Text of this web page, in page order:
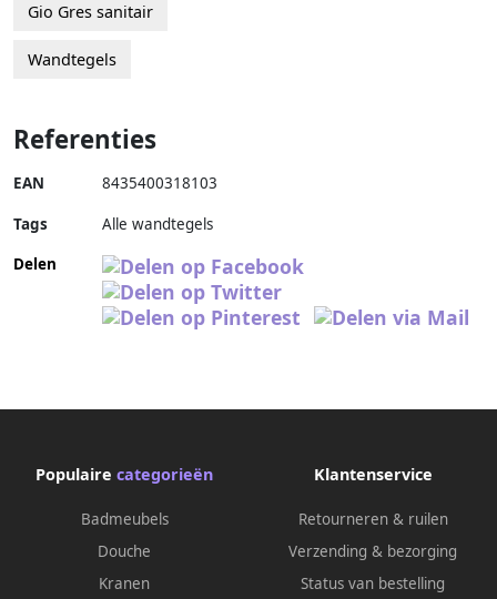
Gio Gres sanitair
Wandtegels
Referenties
EAN 8435400318103
Tags
Alle wandtegels
Delen
Populaire categorieën
Badmeubels
Douche
Kranen
Klantenservice
Retourneren & ruilen
Verzending & bezorging
Status van bestelling